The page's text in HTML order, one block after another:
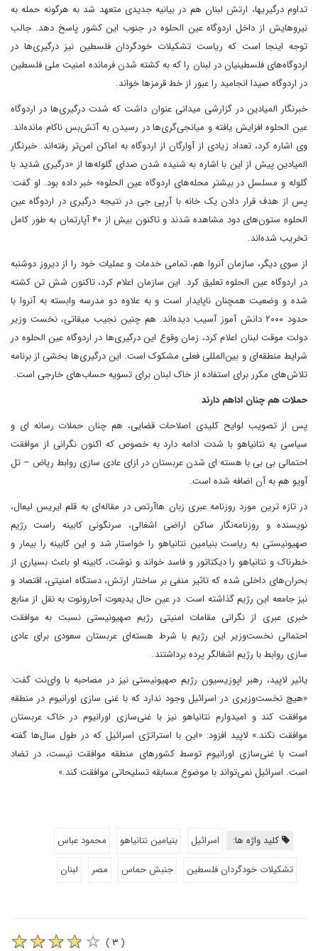
تداوم درگیریها، ارتش لبنان هم در بیانیه جدیدی متعهد شد به هرگونه حمله به
نیروهایش از داخل اردوگاه عین الحلوه در جنوب این کشور پاسخ دهد. جالب
توجه اینجا است که ریاست تشکیلات خودگردان فلسطین نیز درگیری‌ها در
اردوگاه‌های فلسطینیان در لبنان را که به کشته شدن فرمانده امنیت ملی فلسطین
در اردوگاه صیدا انجامید را عبور از خط قرمزها خواند.
خبرنگار المیادین در گزارشی میدانی عنوان داشت که شدت درگیری‌ها در اردوگاه
عین الحلوه افزایش یافته و میانجی‌گری‌ها در رسیدن به آتش‌بس ناکام مانده‌اند.
وی اشاره کرد، تعداد زیادی از آوارگان از اردوگاه به اماکن امن‌تر رفته‌اند. خبرنگار
المیادین پیش از این با اشاره به شنیده شدن صدای گلوله‌ها از «درگیری شدید با
گلوله و مسلسل در بیشتر محله‌های اردوگاه عین الحلوه» خبر داده بود. او گفت:
پس از هدف قرار دادن یک خانه با آرپی جی در نتیجه درگیری در اردوگاه عین
الحلوه ستون‌های دود مشاهده شدند و تاکنون بیش از ۴۰ آپارتمان به طور کامل
تخریب شده‌اند.
از سوی دیگر، سازمان آنروا هم، تمامی خدمات و عملیات خود را از دیروز دوشنبه
در اردوگاه عین الحلوه تعلیق ‌کرد. این سازمان اعلام کرد، تاکنون شش تن کشته
شده و وضعیت همچنان ناپایدار است و به علاوه دو مدرسه وابسته به آنروا با
حدود ۲۰۰۰ دانش آموز آسیب دیده‌اند. هم چنین نجیب میقاتی، نخست وزیر
دولت موقت لبنان اعلام کرد، زمان وقوع این درگیری‌ها در اردوگاه عین الحلوه در
شرایط منطقه‌ای و بین‌المللی فعلی مشکوک است. این درگیری‌ها بخشی از برنامه
تلاش‌های مکرر برای استفاده از خاک لبنان برای تسویه حساب‌های خارجی است.
حملات هم چنان اداهم دارند
پس از تصویب لوایح کلیدی اصلاحات قضایی، هم چنان حملات رسانه ای و
سیاسی به نتانیاهو با شدت ادامه دارد به خصوص که اکنون نگرانی از موافقت
احتمالی بی بی با هسته ای شدن عربستان در ازای عادی سازی روابط ریاض – تل
آویو هم به آن اضافه شده است.
در تازه ترین مورد روزنامه عبری زبان هاآرتص در مقاله‌ای به قلم ایریس لیعال،
نویسنده و روزنامه‌نگار ساکن اراضی اشغالی، سرنگونی کابینه راست‌ رژیم
صهیونیستی به ریاست بنیامین نتانیاهو را خواستار شد و این کابینه را بیمار و
خطرناک و نتانیاهو را دیکتاتور و فاسد خواند و نوشت، کابینه او باعث بسیاری از
بحران‌های داخلی شده که تاثیر منفی بر ساختار ارتش، دستگاه امنیتی، اقتصاد و
نیز جامعه این رژیم گذاشته است. در عین حال یدیعوت آحارونوت به نقل از منابع
خبری عبری از نگرانی مقامات امنیتی رژیم صهیونیستی نسبت به موافقت
احتمالی نخست‌وزیر این رژیم با شرط هسته‌ای عربستان سعودی برای عادی
سازی روابط با رژیم اشغالگر پرده برداشتند.
یائیر لاپید، رهبر اپوزیسیون رژیم صهیونیستی نیز در مصاحبه با وای‌نت گفت:
«هیچ نخست‌وزیری در اسرائیل وجود ندارد که با غنی سازی اورانیوم در منطقه
موافقت کند و امیدوارم نتانیاهو نیز با غنی‌سازی اورانیوم در خاک عربستان
موافقت نکند.» لاپید افزود: «این با استراتژی اسرائیل که در طول سال‌ها گفته
است با غنی‌سازی اورانیوم توسط کشورهای منطقه موافقت نیست، در تضاد
است. اسرائیل نمی‌تواند با موضوع مسابقه تسلیحاتی موافقت کند.»
کلید واژه ها: اسرائیل بنیامین نتانیاهو
محمود عباس
تشکیلات خودگردان فلسطین
جنبش حماس مصر لبنان
( ۳ )